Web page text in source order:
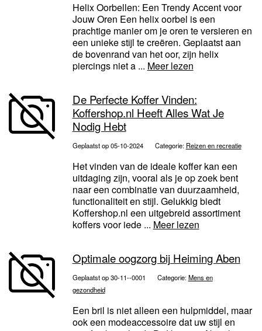
Helix Oorbellen: Een Trendy Accent voor
Jouw Oren Een helix oorbel is een
prachtige manier om je oren te versieren en
een unieke stijl te creëren. Geplaatst aan
de bovenrand van het oor, zijn helix
piercings niet a ... Meer lezen
De Perfecte Koffer Vinden:
Koffershop.nl Heeft Alles Wat Je
Nodig Hebt
Geplaatst op 05-10-2024 Categorie: Reizen en recreatie
Het vinden van de ideale koffer kan een
uitdaging zijn, vooral als je op zoek bent
naar een combinatie van duurzaamheid,
functionaliteit en stijl. Gelukkig biedt
Koffershop.nl een uitgebreid assortiment
koffers voor iede ... Meer lezen
Optimale oogzorg bij Heiming Aben
Geplaatst op 30-11--0001 Categorie:Mens en
gezondheid
Een bril is niet alleen een hulpmiddel, maar
ook een modeaccessoire dat uw stijl en